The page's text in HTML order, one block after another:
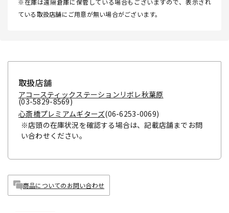
※在庫は遠隔倉庫に保管している場合もございますので、表示され
ている取扱店舗にご用意が無い場合がございます。
取扱店舗
アコースティックステーションリボレ秋葉原
(03-5829-8569)
心斎橋プレミアムギターズ(06-6253-0069)
※店頭の在庫状況を確認する場合は、記載店舗までお問
い合わせください。
商品についてのお問い合わせ